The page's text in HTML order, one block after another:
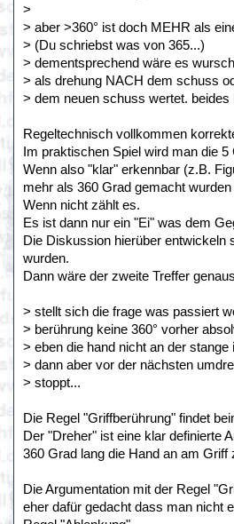
>
> aber >360° ist doch MEHR als
> (Du schriebst was von 365...)
> dementsprechend wäre es
> als drehung NACH dem schuss
> dem neuen schuss wertet. beides
Regeltechnisch vollkommen
Im praktischen Spiel wird man die
Wenn also "klar" erkennbar (z.B.
mehr als 360 Grad gemacht
Wenn nicht zählt es.
Es ist dann nur ein "Ei" was dem
Die Diskussion hierüber entwickeln
wurden.
Dann wäre der zweite Treffer
> stellt sich die frage was passiert
> berührung keine 360° vorher
> eben die hand nicht an der
> dann aber vor der nächsten
> stoppt...
Die Regel "Griffberührung" findet
Der "Dreher" ist eine klar definierte
360 Grad lang die Hand an am
Die Argumentation mit der Regel
eher dafür gedacht dass man nicht